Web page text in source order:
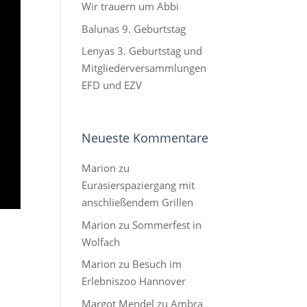
Wir trauern um Abbi
Balunas 9. Geburtstag
Lenyas 3. Geburtstag und
Mitgliederversammlungen
EFD und EZV
Neueste Kommentare
Marion zu
Eurasierspaziergang mit
anschließendem Grillen
Marion zu Sommerfest in
Wolfach
Marion zu Besuch im
Erlebniszoo Hannover
Margot Mendel zuAmbra